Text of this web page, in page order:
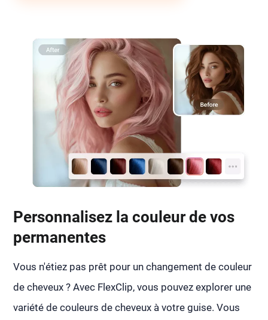
Personnalisez la couleur de vos
permanentes
Vous n'étiez pas prêt pour un changement de couleur
de cheveux ? Avec FlexClip, vous pouvez explorer une
variété de couleurs de cheveux à votre guise. Vous